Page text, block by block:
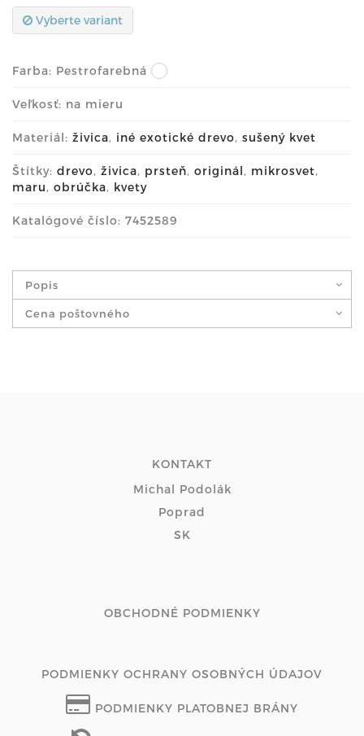
Vyberte variant
Farba: Pestrofarebná
Veľkosť: na mieru
Materiál: živica, iné exotické drevo, sušený kvet
Štítky: drevo, živica, prsteň, originál, mikrosvet,
maru, obrúčka, kvety
Katalógové číslo: 7452589
Popis
Cena poštovného
KONTAKT
Michal Podolák
Poprad
SK
OBCHODNÉ PODMIENKY
PODMIENKY OCHRANY OSOBNÝCH ÚDAJOV
PODMIENKY PLATOBNEJ BRÁNY